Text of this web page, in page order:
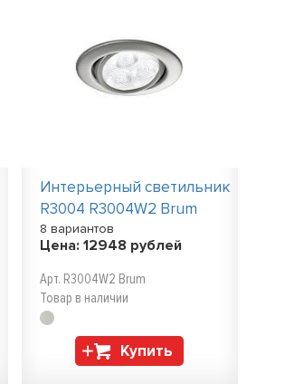
Интерьерный светильник
R3004 R3004W2 Brum
8 вариантов
Цена: 12948 рублей
Арт. R3004W2 Brum
Товар в наличии
Купить